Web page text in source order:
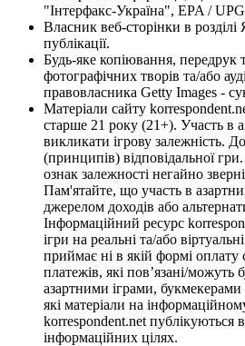
"Інтерфакс-Україна", EPA /
Власник веб-сторінки в
публікації.
Будь-яке копіювання, передрук
фотографічних творів та/або
правовласника Getty Images -
Матеріали сайту
старше 21 року (21+). Участь в
викликати ігрову залежність.
(принципів) відповідальної
ознак залежності негайно
Пам'ятайте, що участь в
джерелом доходів або
Інформаційний ресурс
ігри на реальні та/або
приймає ні в якій формі оплату
платежів, які пов’язані/можуть
азартними іграми, букмекерами
які матеріали на
korrespondent.net публікуються
інформаційних цілях.